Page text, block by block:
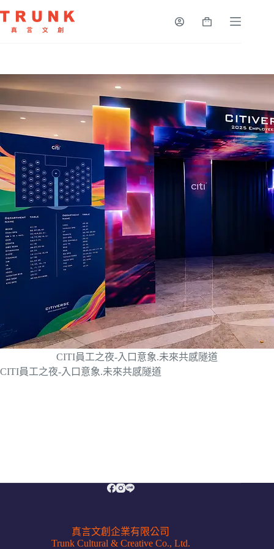
CITI員工之夜-入口意象.未來共感隧道
CITI員工之夜-入口意象.未來共感隧道
真言文創企業有限公司
Trunk Cultural & Creative Co., Ltd.